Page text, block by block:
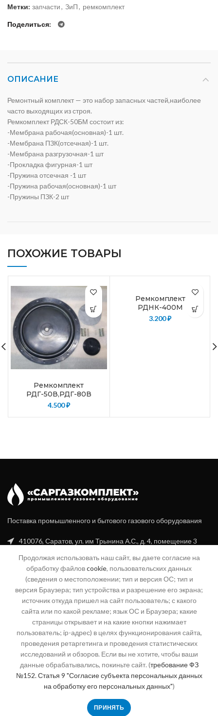
Метки: запчасти, ЗиП, ремкомплект
Поделиться
ОПИСАНИЕ
Ремонтный комплект — это набор запасных частей,наиболее
часто выходящих из строя.
Ремкомплект РДСК-50БМ состоит из:
-Мембрана рабочая(основная)-1 шт.
-Мембрана ПЗК(отсечная)-1 шт.
-Мембрана разгрузочная-1 шт
-Прокладка фигурная-1 шт
-Пружина отсечная -1 шт
-Пружина рабочая(основная)-1 шт
-Пружины ПЗК-2 шт
ПОХОЖИЕ ТОВАРЫ
Ремкомплект
РДГ-50В,РДГ-80В
4.500₽
Ремкомплект
РДНК-400М
3.200₽
Поставка промышленного и бытового газового оборудования
410076, Саратов, ул. им Трынина А.С., д. 4, помещение 3
+7 (8452) 20-99-16
+7 (960) 356-94-70
info@sgk-gaz.ru
04@sgk-gaz.ru
КАТЕГОРИИ
СЕРВИС
Продолжая использовать наш сайт, вы даете согласие на
обработку файловcookie, пользовательских данных
(сведения о местоположении; тип и версия ОС; тип и
версия Браузера; тип устройства и разрешение его экрана;
источник откуда пришел на сайт пользователь; с какого
сайта или по какой рекламе; язык ОС и Браузера; какие
страницы открывает и на какие кнопки нажимает
пользователь; ip-адрес) в целях функционирования сайта,
проведения ретаргетинга и проведения статистических
исследований и обзоров. Если вы не хотите, чтобы ваши
данные обрабатывались, покиньте сайт. (требование ФЗ
№152. Статья 9 "Согласие субъекта персональных данных
на обработку его персональных данных")
ПРИНЯТЬ